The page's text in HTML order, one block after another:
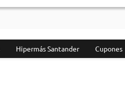
Hipermás Santander Cupones